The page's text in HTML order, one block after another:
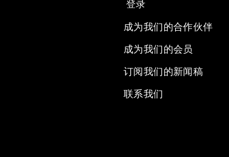
登录
成为我们的合作伙伴
成为我们的会员
订阅我们的新闻稿
联系我们